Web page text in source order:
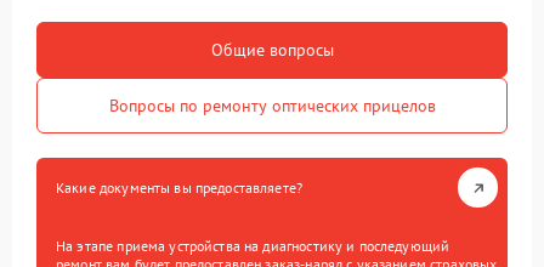
Общие вопросы
Вопросы по ремонту оптических прицелов
Какие документы вы предоставляете?
На этапе приема устройства на диагностику и последующий